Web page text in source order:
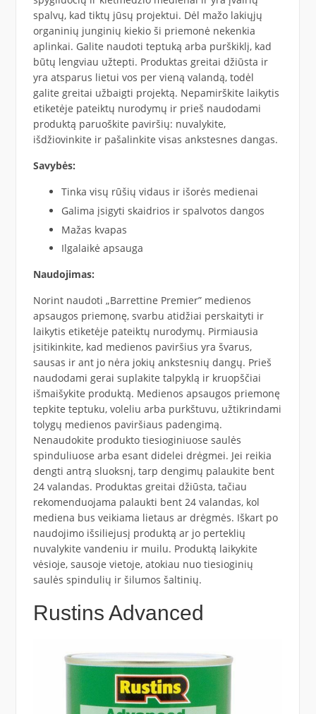
spalvų, kad tiktų jūsų projektui. Dėl mažo lakiųjų
organinių junginių kiekio ši priemonė nekenkia
aplinkai. Galite naudoti teptuką arba purškiklį, kad
būtų lengviau užtepti. Produktas greitai džiūsta ir
yra atsparus lietui vos per vieną valandą, todėl
galite greitai užbaigti projektą. Nepamirškite laikytis
etiketėje pateiktų nurodymų ir prieš naudodami
produktą paruoškite paviršių: nuvalykite,
išdžiovinkite ir pašalinkite visas ankstesnes dangas.
Savybės:
Tinka visų rūšių vidaus ir išorės medienai
Galima įsigyti skaidrios ir spalvotos dangos
Mažas kvapas
Ilgalaikė apsauga
Naudojimas:
Norint naudoti „Barrettine Premier” medienos
apsaugos priemonę, svarbu atidžiai perskaityti ir
laikytis etiketėje pateiktų nurodymų. Pirmiausia
įsitikinkite, kad medienos paviršius yra švarus,
sausas ir ant jo nėra jokių ankstesnių dangų. Prieš
naudodami gerai suplakite talpyklą ir kruopščiai
išmaišykite produktą. Medienos apsaugos priemonę
tepkite teptuku, voleliu arba purkštuvu, užtikrindami
tolygų medienos paviršiaus padengimą.
Nenaudokite produkto tiesioginiuose saulės
spinduliuose arba esant didelei drėgmei. Jei reikia
dengti antrą sluoksnį, tarp dengimų palaukite bent
24 valandas. Produktas greitai džiūsta, tačiau
rekomenduojama palaukti bent 24 valandas, kol
mediena bus veikiama lietaus ar drėgmės. Iškart po
naudojimo išsiliejusį produktą ar jo perteklių
nuvalykite vandeniu ir muilu. Produktą laikykite
vėsioje, sausoje vietoje, atokiau nuo tiesioginių
saulės spindulių ir šilumos šaltinių.
Rustins Advanced